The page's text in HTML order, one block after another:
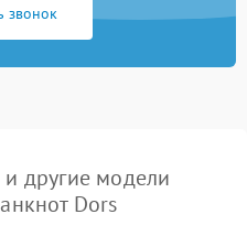
звонок
другие модели
Dors